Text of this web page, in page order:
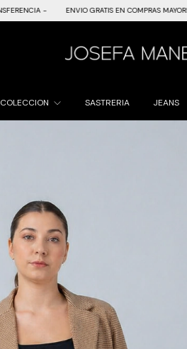
ENVIO GRATIS EN COMPRAS MAYORES A $250.000
COLECCION SASTRERIA JEANS